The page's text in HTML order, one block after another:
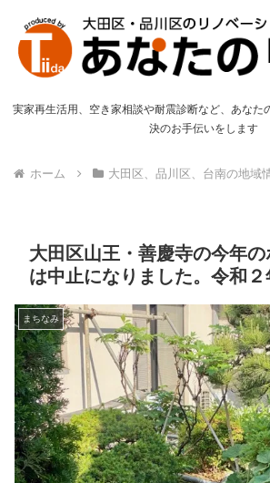
実家再生活用、空き家相談や耐震診断など、あなた
決のお手伝いをします
ホーム 大田区、品川区、台南の地域
大田区山王・善慶寺の今年
は中止になりました。令和２
まちなみ